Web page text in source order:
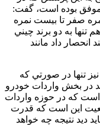
بوده است، گفت:
صفر تا بيست نمره
تنها به دو برند چيني
داد مانند
تنها در صورتي كه
در بخش واردات خودرو
است كه در حوزه واردات
اين است كه قدرت
ديد نتيجه چه خواهد